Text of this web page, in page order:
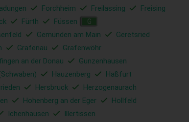
Forchheim Freilassing
Freising
Fürth Füssen G
Gemünden am Main
Geretsried
Grafenau
Grafenwöhr
an der Donau
Gunzenhausen
Hauzenberg
Haßfurt
Hersbruck
Herzogenaurach
Hohenberg an der Eger
Hollfeld
Ichenhausen
Illertissen